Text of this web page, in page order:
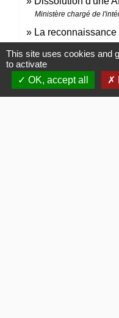
Ministère chargé de
La
Ministère chargé de la
Liste des
open_in_new
This site uses cookies and
to activate
OK, accept all